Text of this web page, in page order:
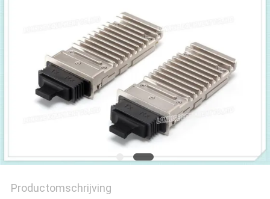
PRIVACYBELEID
Productomschrijving